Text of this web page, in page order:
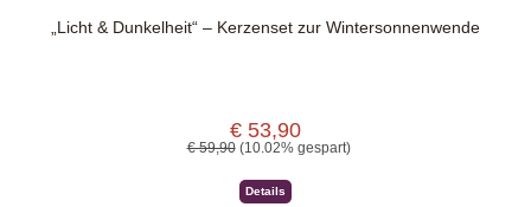
„Licht & Dunkelheit“ – Kerzenset zur Wintersonnenwende
Verkaufspreis:
€ 53,90
Regulärer Preis:
€ 59,90 (10.02% gespart)
Details